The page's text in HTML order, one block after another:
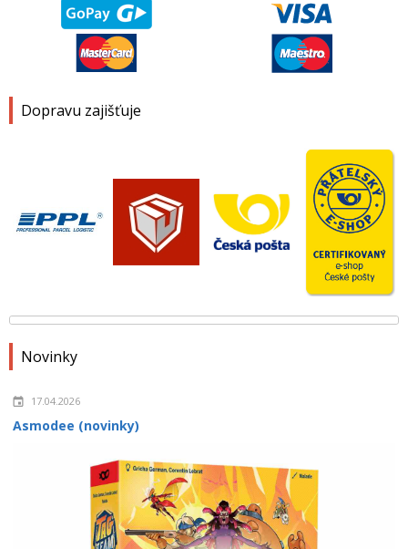
Dopravu zajišťuje
Novinky
17.04.2026
Asmodee (novinky)